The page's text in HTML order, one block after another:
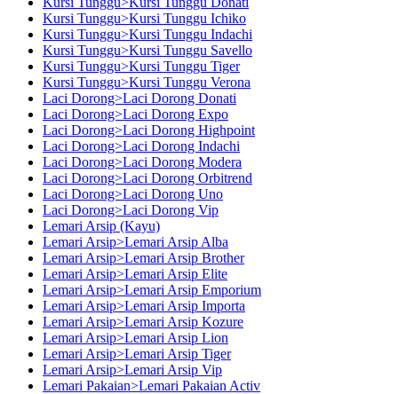
Kursi Tunggu>Kursi Tunggu Ichiko
Kursi Tunggu>Kursi Tunggu Indachi
Kursi Tunggu>Kursi Tunggu Savello
Kursi Tunggu>Kursi Tunggu Tiger
Kursi Tunggu>Kursi Tunggu Verona
Laci Dorong>Laci Dorong Donati
Laci Dorong>Laci Dorong Expo
Laci Dorong>Laci Dorong Highpoint
Laci Dorong>Laci Dorong Indachi
Laci Dorong>Laci Dorong Modera
Laci Dorong>Laci Dorong Orbitrend
Laci Dorong>Laci Dorong Uno
Laci Dorong>Laci Dorong Vip
Lemari Arsip (Kayu)
Lemari Arsip>Lemari Arsip Alba
Lemari Arsip>Lemari Arsip Brother
Lemari Arsip>Lemari Arsip Elite
Lemari Arsip>Lemari Arsip Emporium
Lemari Arsip>Lemari Arsip Importa
Lemari Arsip>Lemari Arsip Kozure
Lemari Arsip>Lemari Arsip Lion
Lemari Arsip>Lemari Arsip Tiger
Lemari Arsip>Lemari Arsip Vip
Lemari Pakaian>Lemari Pakaian Activ